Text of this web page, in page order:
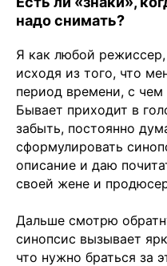
надо снимать?
Я как любой
исходя из того, что
период времени, с
Бывает приходит в
забыть, постоянно
сформулировать
описание и даю
своей жене и
Дальше смотрю
синопсис вызывает
что нужно браться за